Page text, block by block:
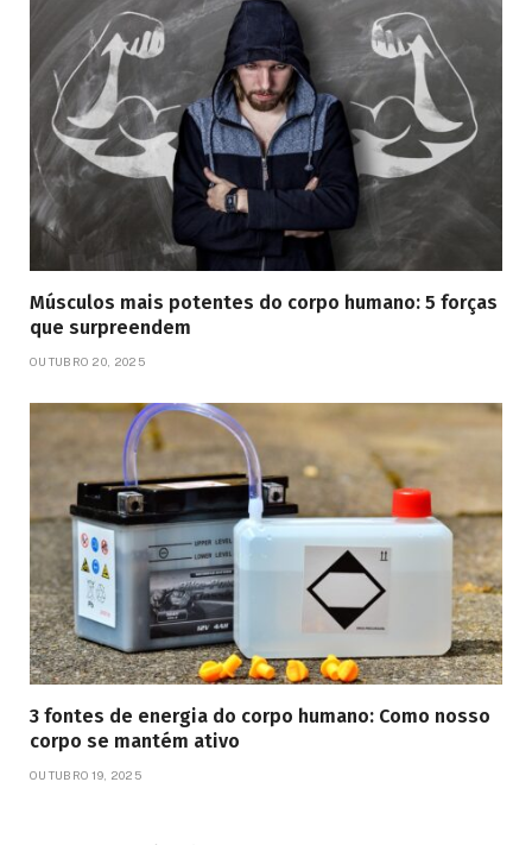
Músculos mais potentes do corpo humano: 5 forças
que surpreendem
OUTUBRO 20, 2025
3 fontes de energia do corpo humano: Como nosso
corpo se mantém ativo
OUTUBRO 19, 2025